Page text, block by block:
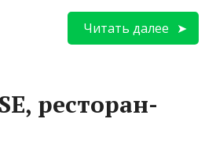
Читать далее
ресторан-